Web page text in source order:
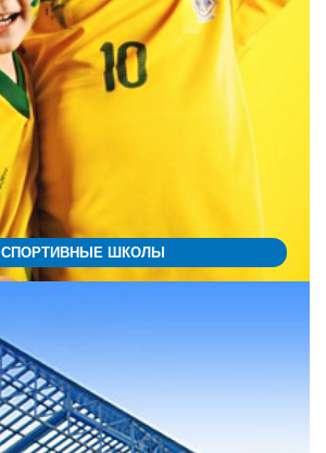
СПОРТИВНЫЕ ШКОЛЫ